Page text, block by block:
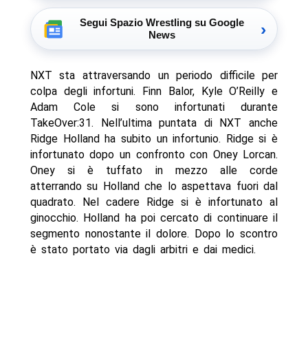
Segui Spazio Wrestling su Google
News
›
NXT sta attraversando un periodo difficile per
colpa degli infortuni. Finn Balor, Kyle O’Reilly e
Adam Cole si sono infortunati durante
TakeOver:31. Nell’ultima puntata di NXT anche
Ridge Holland ha subito un infortunio. Ridge si è
infortunato dopo un confronto con Oney Lorcan.
Oney si è tuffato in mezzo alle corde
atterrando su Holland che lo aspettava fuori dal
quadrato. Nel cadere Ridge si è infortunato al
ginocchio. Holland ha poi cercato di continuare il
segmento nonostante il dolore. Dopo lo scontro
è stato portato via dagli arbitri e dai medici.